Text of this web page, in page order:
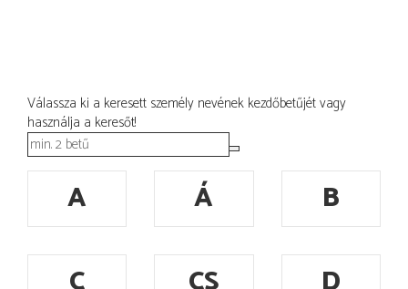
Válassza ki a keresett személy nevének kezdőbetűjét vagy
használja a keresőt!
A Á
B